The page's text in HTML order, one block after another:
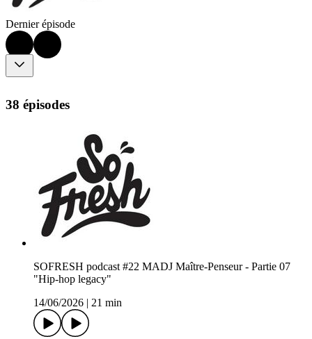
Dernier épisode
38 épisodes
SOFRESH podcast #22 MADJ Maître-Penseur - Partie 07
"Hip-hop legacy"
14/06/2026
21 min